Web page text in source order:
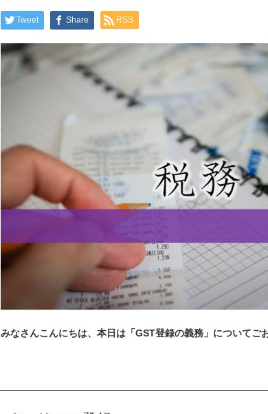
Tweet Share RSS
みなさんこんにちは、本日は「GST登録の義務」についてご